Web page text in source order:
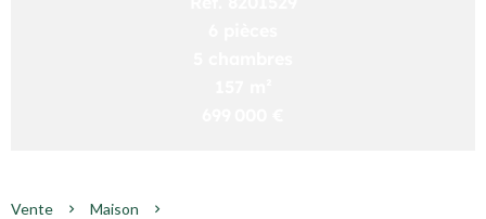
Vente Maison